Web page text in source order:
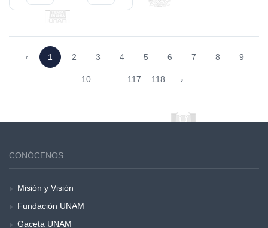
‹ 1 2 3 4 5 6 7 8 9
10 117 118 ›
CONÓCENOS
Misión y Visión
Fundación UNAM
Gaceta UNAM